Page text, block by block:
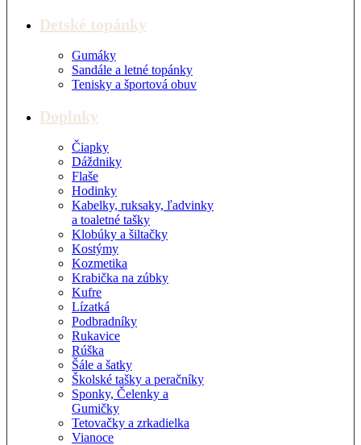
Detské topánky
Gumáky
Sandále a letné topánky
Tenisky a športová obuv
Doplnky
Čiapky
Dáždniky
Flaše
Hodinky
Kabelky, ruksaky, ľadvinky
a toaletné tašky
Klobúky a šiltačky
Kostýmy
Kozmetika
Krabička na zúbky
Kufre
Lízatká
Podbradníky
Rukavice
Rúška
Šále a šatky
Školské tašky a peračníky
Sponky, Čelenky a
Gumičky
Tetovačky a zrkadielka
Vianoce